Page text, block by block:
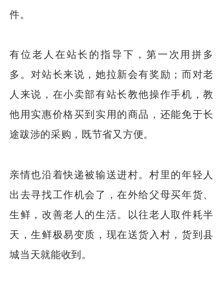
件。
有位老人在站长的指导下，第一次用拼多
多。对站长来说，她拉新会有奖励；而对老
人来说，在小卖部有站长教他操作手机，教
他用实惠价格买到实用的商品，还能免于长
途跋涉的采购，既节省又方便。
亲情也沿着快递被输送进村。村里的年轻人
出去寻找工作机会了，在外给父母买年货、
生鲜，改善老人的生活。以往老人取件耗半
天，生鲜极易变质，现在送货入村，货到县
城当天就能收到。